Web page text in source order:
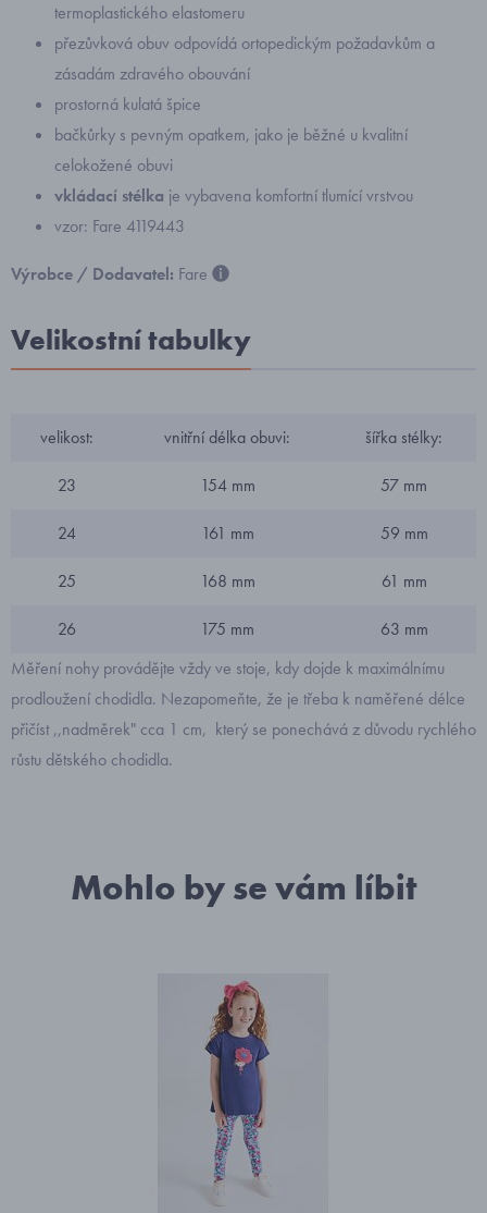
termoplastického elastomeru
přezůvková obuv odpovídá ortopedickým požadavkům a
zásadám zdravého obouvání
prostorná kulatá špice
bačkůrky s pevným opatkem, jako je běžné u kvalitní
celokožené obuvi
vkládací stélka je vybavena komfortní tlumící vrstvou
vzor: Fare 4119443
Výrobce / Dodavatel: Fare
Velikostní tabulky
velikost: vnitřní délka obuvi: šířka stélky:
23 154 mm 57 mm
24 161 mm 59 mm
25 168 mm 61 mm
26 175 mm
63 mm
Měření nohy provádějte vždy ve stoje, kdy dojde k maximálnímu
prodloužení chodidla. Nezapomeňte, že je třeba k naměřené délce
přičíst ,,nadměrek" cca 1 cm, který se ponechává z důvodu rychlého
růstu dětského chodidla.
Mohlo by se vám líbit